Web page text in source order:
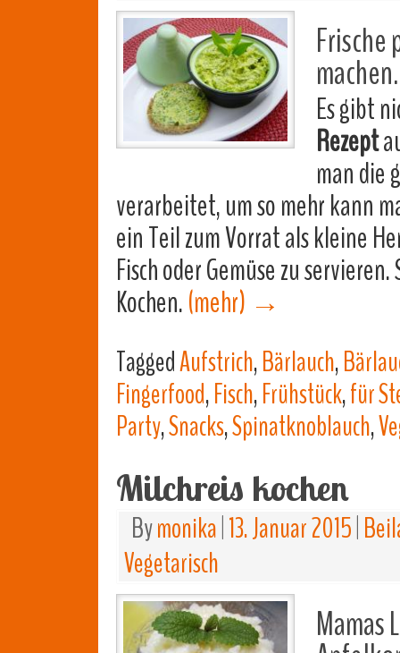
machen.
Es gibt
Rezept
man die
verarbeitet, um so mehr kann
ein Teil zum Vorrat als kleine
Fisch oder Gemüse zu
Kochen.(mehr) →
TaggedAufstrich,Bärlauch,
Fingerfood,Fisch,Frühstück,für
Party,Snacks,Spinatknoblauch,
Milchreis kochen
Bymonika 13. Januar 2015
Vegetarisch